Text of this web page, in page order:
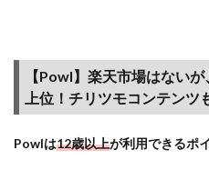
他の
リク
ルー
ード
【Powl】楽天市場はない
上位！チリツモコンテンツ
Powlは12歳以上が利用できるポ